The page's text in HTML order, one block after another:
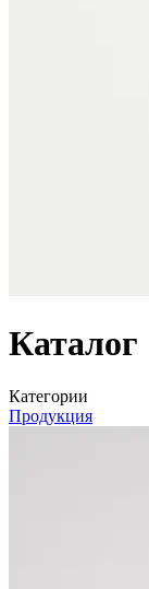
Каталог
Категории
Продукция